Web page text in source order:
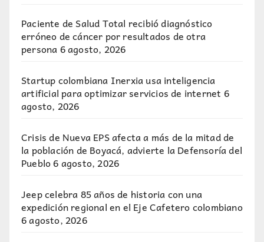
Paciente de Salud Total recibió diagnóstico
erróneo de cáncer por resultados de otra
persona6 agosto, 2026
Startup colombiana Inerxia usa inteligencia
artificial para optimizar servicios de internet 6
agosto, 2026
Crisis de Nueva EPS afecta a más de la mitad de
la población de Boyacá, advierte la Defensoría del
Pueblo6 agosto, 2026
Jeep celebra 85 años de historia con una
expedición regional en el Eje Cafetero colombiano
6 agosto, 2026